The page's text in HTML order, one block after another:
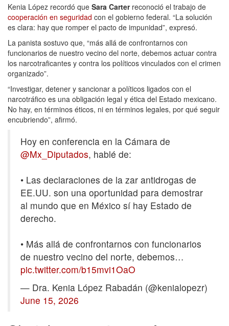
Kenia López recordó que Sara Carterreconoció el trabajo de
cooperación en seguridad con el gobierno federal. “La solución
es clara: hay que romper el pacto de impunidad”, expresó.
La panista sostuvo que, “más allá de confrontarnos con
funcionarios de nuestro vecino del norte, debemos actuar contra
los narcotraficantes y contra los políticos vinculados con el crimen
organizado”.
“Investigar, detener y sancionar a políticos ligados con el
narcotráfico es una obligación legal y ética del Estado mexicano.
No hay, en términos éticos, ni en términos legales, por qué seguir
encubriendo”, afirmó.
Hoy en conferencia en la Cámara de
@Mx_Diputados, hablé de:
• Las declaraciones de la zar antidrogas de
EE.UU. son una oportunidad para demostrar
al mundo que en México sí hay Estado de
derecho.
• Más allá de confrontarnos con funcionarios
de nuestro vecino del norte, debemos…
pic.twitter.com/b15mvi1OaO
— Dra. Kenia López Rabadán (@kenialopezr)
June 15, 2026